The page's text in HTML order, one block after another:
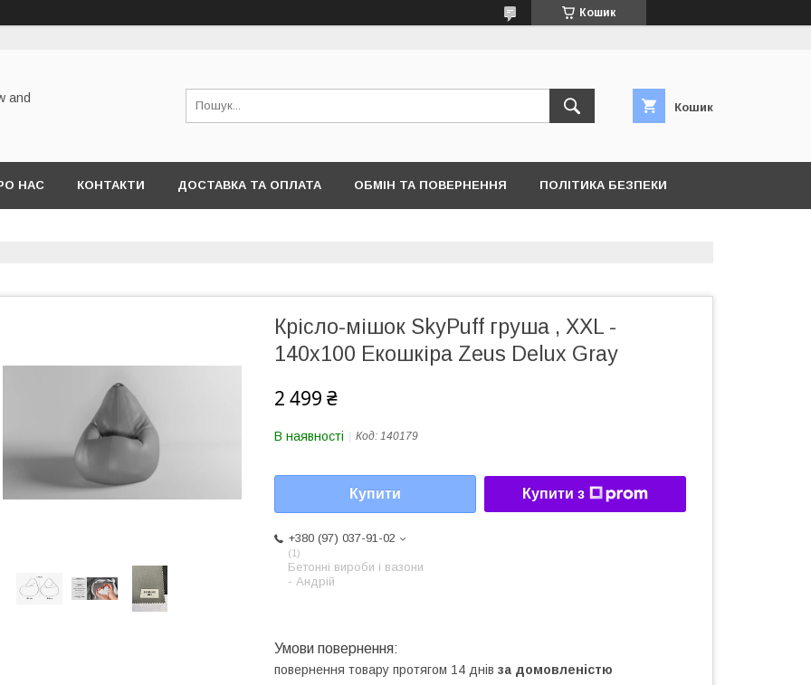
Кошик
and
Кошик
НАС КОНТАКТИ ДОСТАВКА ТА ОПЛАТА ОБМІН ТА ПОВЕРНЕННЯ ПОЛІТИКА БЕЗПЕКИ
Крісло-мішок SkyPuff груша , XXL -
140х100 Екошкіра Zeus Delux Gray
2 499 ₴
В наявності Код: 140179
Купити Купити з
+380 (97) 037-91-02
1
Бетонні вироби і вазони
- Андрій
повернення товару протягом 14 днів за домовленістю